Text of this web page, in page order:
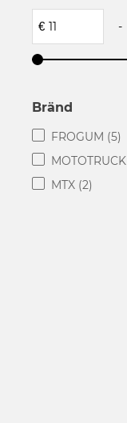
€ -
Bränd
FROGUM (5)
MOTOTRUCK
MTX (2)